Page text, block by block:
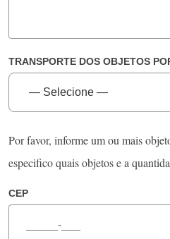
TRANSPORTE DOS OBJETOS
Por favor, informe um ou mais
especifico quais objetos e a
CEP